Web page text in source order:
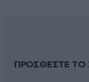
ΠΡΟΣΘΕΣΤΕ ΤΟ